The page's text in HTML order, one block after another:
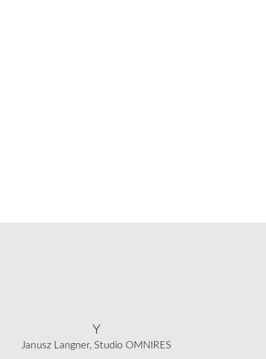
Y
Janusz Langner, Studio OMNIRES